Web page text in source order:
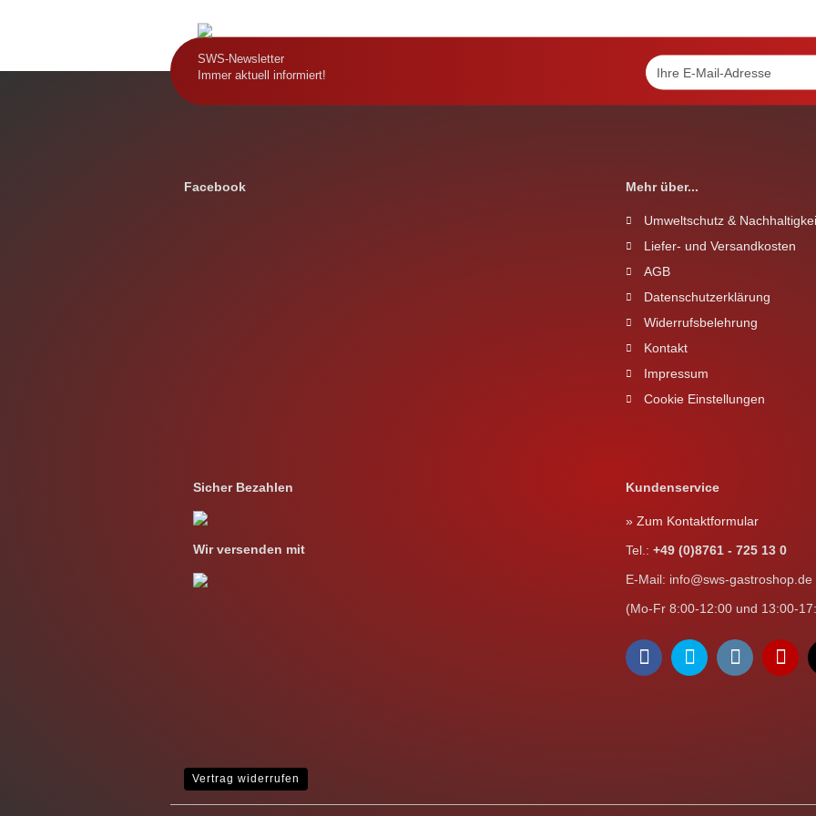
SWS-Newsletter
Immer aktuell informiert!
Facebook Mehr über...
Umweltschutz &
Liefer- und Versandkosten
AGB
Datenschutzerklärung
Widerrufsbelehrung
Kontakt
Impressum
Cookie Einstellungen
Sicher Bezahlen
Wir versenden mit
Kundenservice
» Zum Kontaktformular
Tel.: +49 (0)8761 - 725 13 0
E-Mail: info@sws-gastroshop.de
(Mo-Fr 8:00-12:00 und 13:00-
Vertrag widerrufen